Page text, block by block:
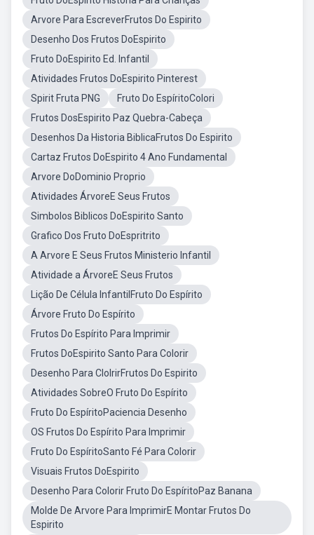
Arvore Para EscreverFrutos Do Espirito
Desenho Dos Frutos DoEspirito
Fruto DoEspirito Ed. Infantil
Atividades Frutos DoEspirito Pinterest
Spirit Fruta PNG
Fruto Do EspíritoColori
Frutos DosEspirito Paz Quebra-Cabeça
Desenhos Da Historia BiblicaFrutos Do Espirito
Cartaz Frutos DoEspirito 4 Ano Fundamental
Arvore DoDominio Proprio
Atividades ÁrvoreE Seus Frutos
Simbolos Biblicos DoEspirito Santo
Grafico Dos Fruto DoEspritrito
A Arvore E Seus Frutos Ministerio Infantil
Atividade a ÁrvoreE Seus Frutos
Lição De Célula InfantilFruto Do Espírito
Árvore Fruto Do Espírito
Frutos Do Espírito Para Imprimir
Frutos DoEspirito Santo Para Colorir
Desenho Para ClolrirFrutos Do Espirito
Atividades SobreO Fruto Do Espírito
Fruto Do EspíritoPaciencia Desenho
OS Frutos Do Espírito Para Imprimir
Fruto Do EspíritoSanto Fé Para Colorir
Visuais Frutos DoEspirito
Desenho Para Colorir Fruto Do EspíritoPaz Banana
Molde De Arvore Para ImprimirE Montar Frutos Do
Espirito